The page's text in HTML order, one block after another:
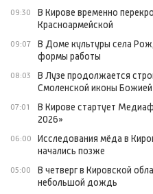
09:30
В Кирове временно
Красноармейской
09:07
В Доме культуры села
формы работы
08:03
В Лузе продолжается
Смоленской иконы
07:01
В Кирове стартует
2026»
06:00
Исследования мёда в
начались позже
05:00
В четверг в Кировской
небольшой дождь